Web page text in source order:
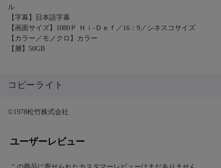
ル
【字幕】日本語字幕
【画面サイズ】1080Ｐ Ｈｉ-Ｄｅｆ／16：9／シネスコサイズ
【カラー／モノクロ】カラー
【層】50GB
コピーライト
©1978松竹株式会社
ユーザーレビュー